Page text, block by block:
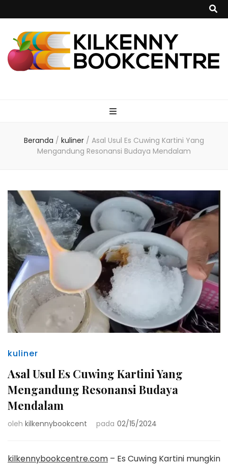
Beranda / kuliner / Asal Usul Es Cuwing Kartini Yang
Mengandung Resonansi Budaya Mendalam
kuliner
Asal Usul Es Cuwing Kartini Yang
Mengandung Resonansi Budaya
Mendalam
oleh kilkennybookcent pada 02/15/2024
kilkennybookcentre.com – Es Cuwing Kartini mungkin